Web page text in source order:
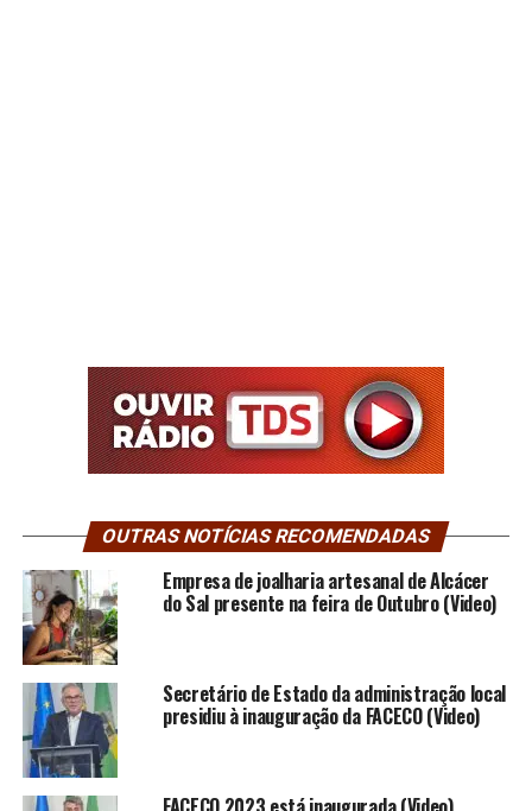
OUTRAS NOTÍCIAS RECOMENDADAS
Empresa de joalharia artesanal de Alcácer
do Sal presente na feira de Outubro (Video)
Secretário de Estado da administração local
presidiu à inauguração da FACECO (Video)